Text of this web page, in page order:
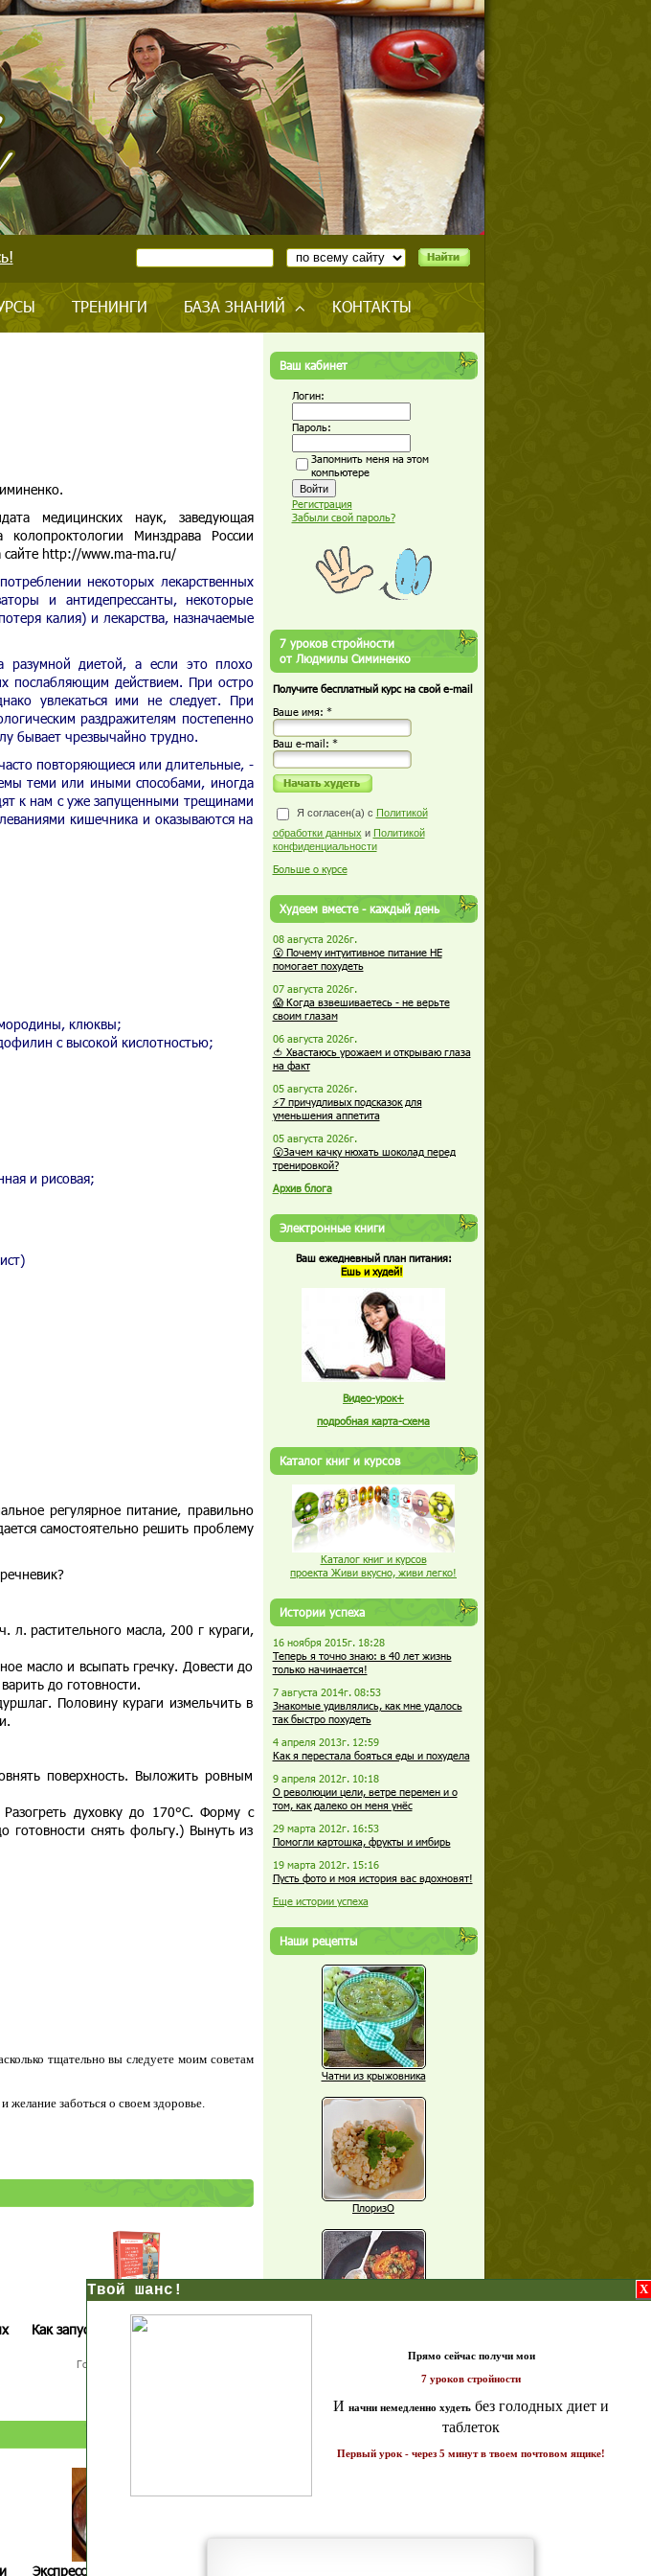
ТРЕНИНГИ БАЗА ЗНАНИЙ КОНТАКТЫ
медицинских наук, заведующая
колопроктологии Минздрава России
http://www.ma-ma.ru/
некоторых лекарственных
и антидепрессанты, некоторые
калия) и лекарства, назначаемые
разумной диетой, а если это плохо
послабляющим действием. При остро
увлекаться ими не следует. При
раздражителям постепенно
бывает чрезвычайно трудно.
повторяющиеся или длительные, -
теми или иными способами, иногда
к нам с уже запущенными трещинами
кишечника и оказываются на
клюквы;
с высокой кислотностью;
и рисовая;
регулярное питание, правильно
самостоятельно решить проблему
растительного масла, 200 г кураги,
масло и всыпать гречку. Довести до
до готовности.
Половину кураги измельчить в
поверхность. Выложить ровным
духовку до 170°С. Форму с
снять фольгу.) Вынуть из
тщательно вы следуете моим советам
желание заботься о своем здоровье.
Как запустить жиросжигание за 7
Готовый план-сценарий
Экспресс-рецепты для худеющих
Ваш кабинет
Логин:
Пароль:
Запомнить меня на этом
компьютере
Регистрация
Забыли свой пароль?
7 уроков стройности
от Людмилы Симиненко
Получите бесплатный курс на свой e-mail
Ваше имя: *
Ваш е-mail: *
Я согласен(а) с Политикой
обработки данных и Политикой
конфиденциальности
Больше о курсе
Худеем вместе - каждый день
08 августа 2026г.
😮 Почему интуитивное питание НЕ
помогает похудеть
07 августа 2026г.
😱 Когда взвешиваетесь - не верьте
своим глазам
06 августа 2026г.
🍅 Хвастаюсь урожаем и открываю глаза
на факт
05 августа 2026г.
⚡7 причудливых подсказок для
уменьшения аппетита
05 августа 2026г.
😮Зачем качку нюхать шоколад перед
тренировкой?
Архив блога
Электронные книги
Ваш ежедневный план питания:
Ешь и худей!
Видео-урок+
подробная карта-схема
Каталог книг и курсов
Каталог книг и курсов
проекта Живи вкусно, живи легко!
Истории успеха
16 ноября 2015г. 18:28
Теперь я точно знаю: в 40 лет жизнь
только начинается!
7 августа 2014г. 08:53
Знакомые удивлялись, как мне удалось
так быстро похудеть
4 апреля 2013г. 12:59
Как я перестала бояться еды и похудела
9 апреля 2012г. 10:18
О революции цели, ветре перемен и о
том, как далеко он меня унёс
29 марта 2012г. 16:53
Помогли картошка, фрукты и имбирь
19 марта 2012г. 15:16
Пусть фото и моя история вас вдохновят!
Еще истории успеха
Наши рецепты
Чатни из крыжовника
ПлоризО
Еще рецепты